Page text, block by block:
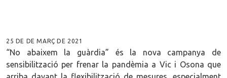
25 DE DE MARÇ DE 2021
“No abaixem la guàrdia” és la nova campanya de
sensibilització per frenar la pandèmia a Vic i Osona que